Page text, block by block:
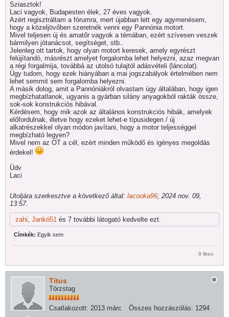
Sziasztok!
Laci vagyok, Budapesten élek, 27 éves vagyok.
Azért regisztráltam a fórumra, mert újabban lett egy agymenésem,
hogy a közeljövőben szeretnék venni egy Pannónia motort.
Mivel teljesen új és amatőr vagyok a témában, ezért szívesen veszek
bármilyen jótanácsot, segítséget, stb..
Jelenleg ott tartok, hogy olyan motort keresek, amely egyrészt
felújítandó, másrészt amelyet forgalomba lehet helyezni, azaz megvan
a régi forgalmija, továbbá az utolsó tulajtól adásvételi (láncolat).
Úgy tudom, hogy ezek hiányában a mai jogszabályok értelmében nem
lehet semmit sem forgalomba helyezni.
A másik dolog, amit a Pannóniákról olvastam úgy általában, hogy igen
megbízhatatlanok, ugyanis a gyárban silány anyagokból rakták össze,
sok-sok konstrukciós hibával.
Kérdésem, hogy mik azok az általános konstrukciós hibák, amelyek
előfordulnak, illetve hogy ezeket lehet-e típusidegen / új
alkatrészekkel olyan módon javítani, hogy a motor teljességgel
megbízható legyen?
Mivel nem az OT a cél, ezért minden működő és igényes megoldás
érdekel!
Üdv
Laci
Utoljára szerkesztve a következő által: lacooka96; 2024 nov. 09,
13:57.
zahi, Jankó51 és 7 további látogató kedvelte ezt.
Címkék: Egyik sem
9 likes
Titus
Törzstag
Csatlakozott: 2013 márc Összes hozzászólás: 1294